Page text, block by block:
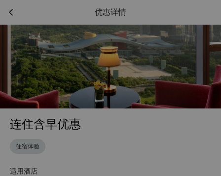
优惠详情
连住含早优惠
住宿体验
适用酒店